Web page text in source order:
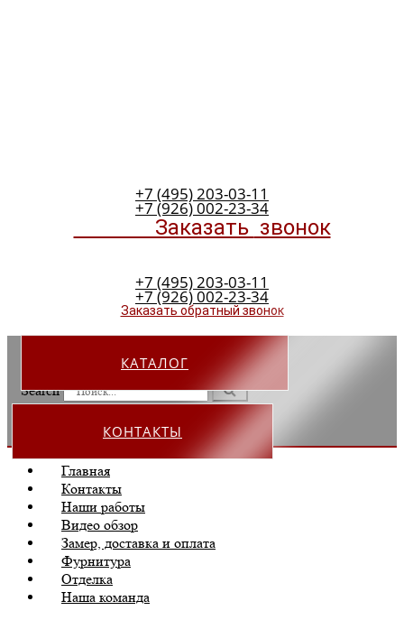
+7 (495) 203-03-11
+7 (926) 002-23-34
Заказать звонок
+7 (495) 203-03-11
+7 (926) 002-23-34
Заказать обратный звонок
КАТАЛОГ
Search
КОНТАКТЫ
Главная
Контакты
Наши работы
Видео обзор
Замер, доставка и оплата
Фурнитура
Отделка
Наша команда